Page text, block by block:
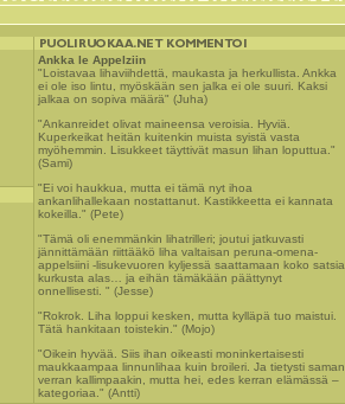
Ankka le Appelziin
"Loistavaa lihaviihdettä, maukasta ja herkullista. Ankka
ei ole iso lintu, myöskään sen jalka ei ole suuri. Kaksi
jalkaa on sopiva määrä" (Juha)
"Ankanreidet olivat maineensa veroisia. Hyviä.
Kuperkeikat heitän kuitenkin muista syistä vasta
myöhemmin. Lisukkeet täyttivät masun lihan loputtua."
(Sami)
"Ei voi haukkua, mutta ei tämä nyt ihoa
ankanlihallekaan nostattanut. Kastikkeetta ei kannata
kokeilla." (Pete)
"Tämä oli enemmänkin lihatrilleri; joutui jatkuvasti
jännittämään riittääkö liha valtaisan peruna-omena-
appelsiini -lisukevuoren kyljessä saattamaan koko satsia
kurkusta alas… ja eihän tämäkään päättynyt
onnellisesti. " (Jesse)
"Rokrok. Liha loppui kesken, mutta kylläpä tuo maistui.
Tätä hankitaan toistekin." (Mojo)
"Oikein hyvää. Siis ihan oikeasti moninkertaisesti
maukkaampaa linnunlihaa kuin broileri. Ja tietysti saman
verran kallimpaakin, mutta hei, edes kerran elämässä –
kategoriaa." (Antti)